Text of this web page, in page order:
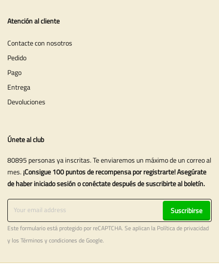
Atención al cliente
Contacte con nosotros
Pedido
Pago
Entrega
Devoluciones
Únete al club
80895 personas ya inscritas. Te enviaremos un máximo de un correo al
mes. ¡Consigue 100 puntos de recompensa por registrarte! Asegúrate
de haber iniciado sesión o conéctate después de suscribirte al boletín.
Suscribirse
Este formulario está protegido por reCAPTCHA. Se aplican la Política de privacidad
y los Términos y condiciones de Google.